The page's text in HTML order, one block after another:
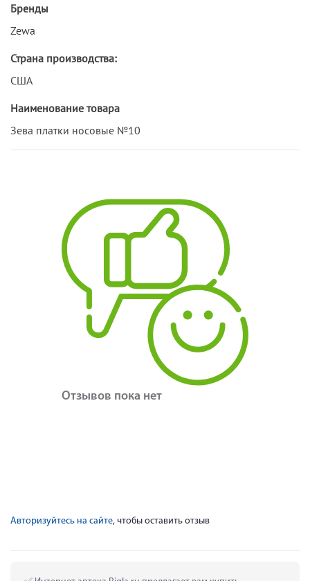
Бренды
Zewa
Страна производства:
США
Наименование товара
Зева платки носовые №10
Отзывов пока нет
Авторизуйтесь на сайте, чтобы оставить отзыв